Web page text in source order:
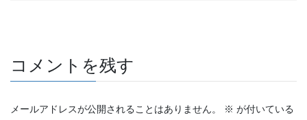
コメントを残す
メールアドレスが公開されることはありません。 ※ が付いている